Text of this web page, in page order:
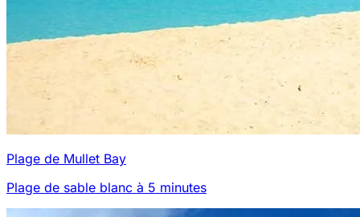
Plage de Mullet Bay
Plage de sable blanc à 5 minutes